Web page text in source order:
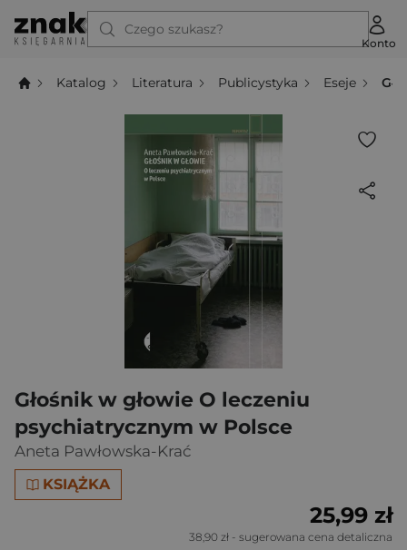
Czego szukasz?
Konto
Katalog Literatura Publicystyka Eseje
Głośnik w głowie O leczeniu
psychiatrycznym w Polsce
Aneta Pawłowska-Krać
KSIĄŻKA
25,99 zł
38,90 zł - sugerowana cena detaliczna